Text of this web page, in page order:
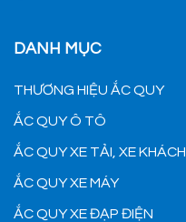
DANH MỤC
THƯƠNG HIỆU ẮC QUY
ẮC QUY Ô TÔ
ẮC QUY XE TẢI, XE KHÁCH
ẮC QUY XE MÁY
ẮC QUY XE ĐẠP ĐIỆN